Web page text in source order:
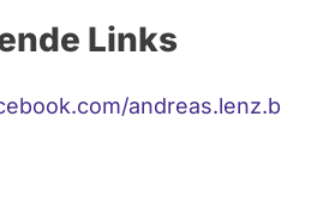
Links
andreas.lenz.b